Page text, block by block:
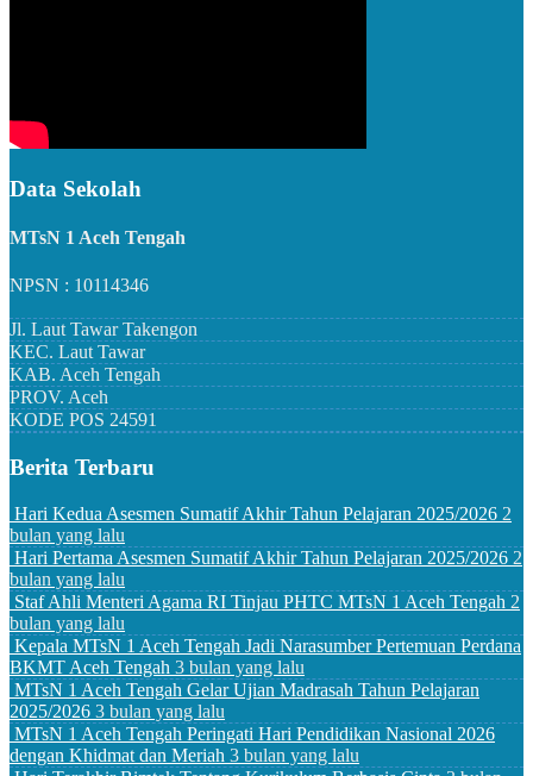
Data Sekolah
MTsN 1 Aceh Tengah
NPSN : 10114346
Jl. Laut Tawar Takengon
KEC. Laut Tawar
KAB. Aceh Tengah
PROV. Aceh
KODE POS 24591
Berita Terbaru
Hari Kedua Asesmen Sumatif Akhir Tahun Pelajaran 2025/2026 2
bulan yang lalu
Hari Pertama Asesmen Sumatif Akhir Tahun Pelajaran 2025/2026 2
bulan yang lalu
Staf Ahli Menteri Agama RI Tinjau PHTC MTsN 1 Aceh Tengah 2
bulan yang lalu
Kepala MTsN 1 Aceh Tengah Jadi Narasumber Pertemuan Perdana
BKMT Aceh Tengah 3 bulan yang lalu
MTsN 1 Aceh Tengah Gelar Ujian Madrasah Tahun Pelajaran
2025/2026 3 bulan yang lalu
MTsN 1 Aceh Tengah Peringati Hari Pendidikan Nasional 2026
dengan Khidmat dan Meriah 3 bulan yang lalu